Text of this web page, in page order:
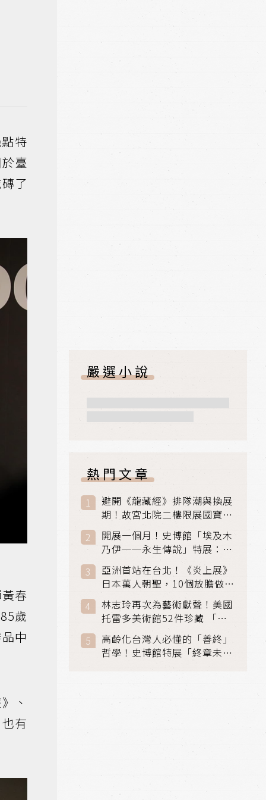
特
臺
了
春
歲
中
、
有
嚴選小說
熱門文章
避開《龍藏經》排隊潮與換展
期！故宮北院二樓限展國寶
〈元世祖出獵圖〉、乾隆最愛
「滑冰賽」更精采
開展一個月！史博館「埃及木
乃伊──永生傳說」特展：看
見物件構築的永生風景
亞洲首站在台北！《炎上展》
日本萬人朝聖，10個放膽做自
己場景與台灣獨家展品同步亮
相
林志玲再次為藝術獻聲！美國
托雷多美術館52件珍藏 「古
典光影大師：林布蘭到哥雅」
在富邦美術館隆重開展
高齡化台灣人必懂的「善終」
哲學！史博館特展「終章未